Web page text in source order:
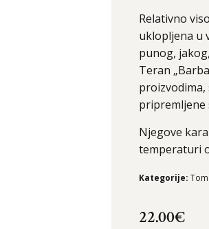
Relativno
uklopljena u
punog,
Teran
proizvodima,
pripremljene
Njegove
temperaturi
Kategorije:
22.00€